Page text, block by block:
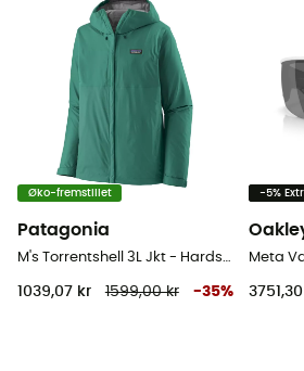
Øko-fremstillet
Patagonia
M's Torrentshell 3L Jkt - Hardshell jakke - Herrer
1039,07 kr 1599,00 kr -35%
-5%
Meta